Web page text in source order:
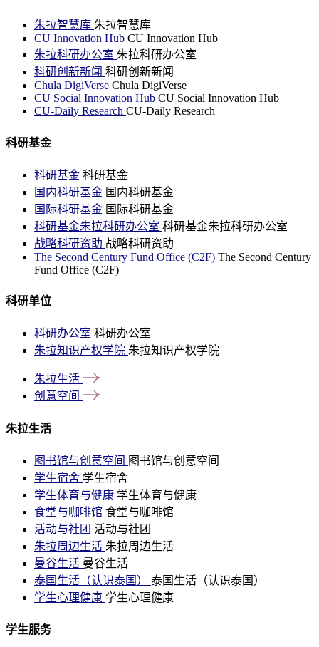
朱拉智慧库 朱拉智慧库
CU Innovation Hub CU Innovation Hub
朱拉科研办公室 朱拉科研办公室
科研创新新闻 科研创新新闻
Chula DigiVerse Chula DigiVerse
CU Social Innovation Hub CU Social Innovation Hub
CU-Daily Research CU-Daily Research
科研基金
科研基金 科研基金
国内科研基金 国内科研基金
国际科研基金 国际科研基金
科研基金朱拉科研办公室 科研基金朱拉科研办公室
战略科研资助 战略科研资助
The Second Century Fund Office (C2F) The Second Century
Fund Office (C2F)
科研单位
科研办公室 科研办公室
朱拉知识产权学院 朱拉知识产权学院
朱拉生活
创意空间
朱拉生活
图书馆与创意空间 图书馆与创意空间
学生宿舍 学生宿舍
学生体育与健康 学生体育与健康
食堂与咖啡馆 食堂与咖啡馆
活动与社团 活动与社团
朱拉周边生活 朱拉周边生活
曼谷生活 曼谷生活
泰国生活（认识泰国） 泰国生活（认识泰国）
学生心理健康 学生心理健康
学生服务